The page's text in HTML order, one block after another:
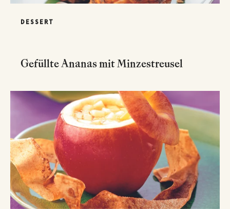
DESSERT
Gefüllte Ananas mit Minzestreusel